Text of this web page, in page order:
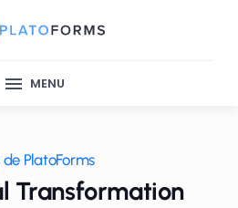
MENU
de PlatoForms
Transformation